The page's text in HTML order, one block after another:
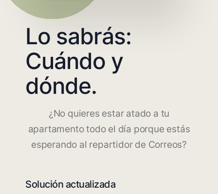
Lo sabrás:
Cuándo y
dónde.
¿No quieres estar atado a tu
apartamento todo el día porque estás
esperando al repartidor de Correos?
Solución actualizada